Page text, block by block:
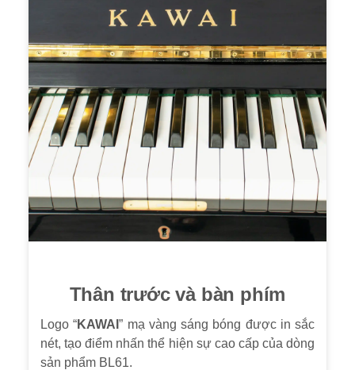
Thân trước và bàn phím
Logo “KAWAI” mạ vàng sáng bóng được in sắc
nét, tạo điểm nhấn thể hiện sự cao cấp của dòng
sản phẩm BL61.